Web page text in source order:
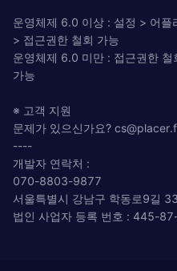
운영체제 6.0 이상 : 설정 > 어
> 접근권한 철회 가능
운영체제 6.0 미만 : 접근권한
가능
※ 고객 지원
문제가 있으신가요?
----
개발자 연락처 :
070-8803-9877
서울특별시 강남구 학동로9길
법인 사업자 등록 번호 : 445-